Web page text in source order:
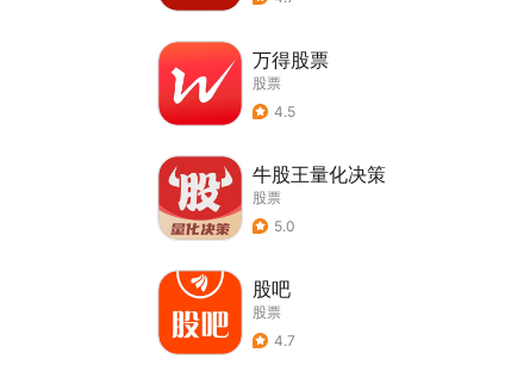
万得股票
股票
4.5
牛股王量化决策
股票
5.0
股吧
股票
4.7